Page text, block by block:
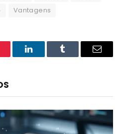
Vantagens
LinkedInTumblr Email